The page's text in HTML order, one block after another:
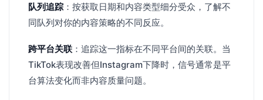
队列追踪 ：按获取日期和内容类型细分受众，了解不
同队列对你的内容策略的不同反应。
跨平台关联 ：追踪这一指标在不同平台间的关联。当
TikTok表现改善但Instagram下降时，信号通常是平
台算法变化而非内容质量问题。